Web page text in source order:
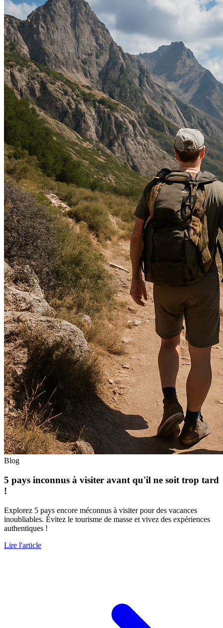
Blog
5 pays inconnus à visiter avant qu'il ne soit trop tard
!
Explorez 5 pays encore méconnus à visiter pour des vacances
inoubliables. Évitez le tourisme de masse et vivez des expériences
authentiques !
Lire l'article